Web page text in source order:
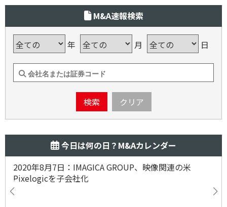
M&A速報検索
年 月 日
検索 クリア
今日は何の日？M&Aカレンダー
2020年8月7日：IMAGICA GROUP、映像関連の米
Pixelogicを子会社化